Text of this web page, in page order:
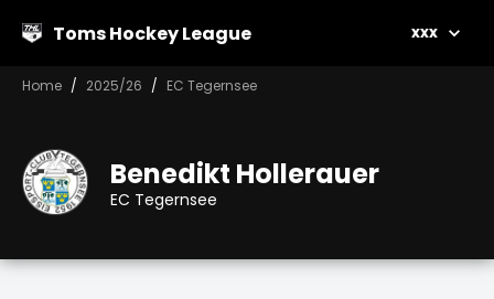
Toms Hockey League xxx
Home 2025/26 EC Tegernsee
Benedikt Hollerauer
EC Tegernsee